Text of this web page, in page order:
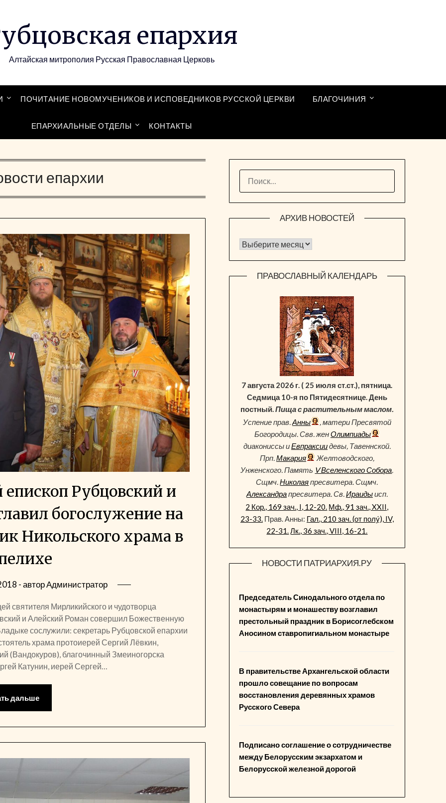
епархия
Алтайская митрополия Русская Православная Церковь
ПОЧИТАНИЕ НОВОМУЧЕНИКОВ И ИСПОВЕДНИКОВ РУССКОЙ ЦЕРКВИ БЛАГОЧИНИЯ
ЕПАРХИАЛЬНЫЕ ОТДЕЛЫ КОНТАКТЫ
епархии
Рубцовский и
богослужение на
Никольского храма в
- авторАдминистратор
святителя Мирликийского и чудотворца
и Алейский Роман совершил Божественную
сослужили: секретарь Рубцовской епархии
храма протоиерей Сергий Лёвкин,
(Вандокуров), благочинный Змеиногорска
Катунин, иерей Сергей…
дальше
АРХИВ НОВОСТЕЙ
Архив новостей
ПРАВОСЛАВНЫЙ КАЛЕНДАРЬ
7 августа 2026 г. ( 25 июля ст.ст.), пятница.
Седмица 10-я по Пятидесятнице. День
постный.Пища с растительным маслом.
Успение прав.Анны
, матери Пресвятой
Богородицы. Свв. женОлимпиады
диакониссы иЕвпраксиидевы, Тавеннской.
Прп.Макария
Желтоводского,
Унженского. Память V Вселенского Собора.
Сщмч.Николаяпресвитера. Сщмч.
Александрапресвитера. Св.Ираидыисп.
2 Кор., 169 зач., I, 12-20. Мф., 91 зач., XXII,
23-33.Прав. Анны: Гал., 210 зач. (от полу́), IV,
22-31.Лк., 36 зач., VIII, 16-21.
НОВОСТИ ПАТРИАРХИЯ.РУ
Председатель Синодального отдела по
монастырям и монашеству возглавил
престольный праздник в Борисоглебском
Аносином ставропигиальном монастыре
В правительстве Архангельской области
прошло совещание по вопросам
восстановления деревянных храмов
Русского Севера
Подписано соглашение о сотрудничестве
между Белорусским экзархатом и
Белорусской железной дорогой